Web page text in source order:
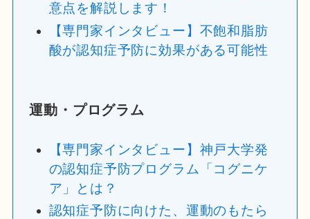
意点を解説します！
【専門家インタビュー】不飽和脂肪
酸が認知症予防に効果がある可能性
運動・プログラム
【専門家インタビュー】神戸大学発
の認知症予防プログラム「コグニケ
ア」とは？
認知症予防に向けた、運動のもたら